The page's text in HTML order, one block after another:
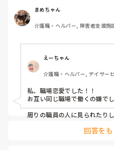
仕事がやりにくいからという
そんなにやりにくいですか？
（笑）
まめちゃん
介護職・ヘルパー, 障害者支援施
えーちゃん
介護職・ヘルパー, デイサー
私、職場恋愛でした！！
お互い同じ職場で働くの嫌で
周りの職員の人に見られたり
だから今じゃ...旦那 他のとこ
回答を